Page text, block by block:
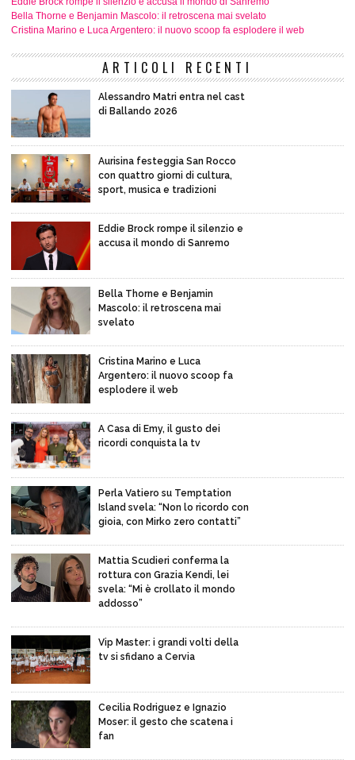
Bella Thorne e Benjamin Mascolo: il retroscena mai svelato
Cristina Marino e Luca Argentero: il nuovo scoop fa esplodere il web
ARTICOLI RECENTI
Alessandro Matri entra nel cast
di Ballando 2026
Aurisina festeggia San Rocco
con quattro giorni di cultura,
sport, musica e tradizioni
Eddie Brock rompe il silenzio e
accusa il mondo di Sanremo
Bella Thorne e Benjamin
Mascolo: il retroscena mai
svelato
Cristina Marino e Luca
Argentero: il nuovo scoop fa
esplodere il web
A Casa di Emy, il gusto dei
ricordi conquista la tv
Perla Vatiero su Temptation
Island svela: “Non lo ricordo con
gioia, con Mirko zero contatti”
Mattia Scudieri conferma la
rottura con Grazia Kendi, lei
svela: “Mi è crollato il mondo
addosso”
Vip Master: i grandi volti della
tv si sfidano a Cervia
Cecilia Rodriguez e Ignazio
Moser: il gesto che scatena i
fan